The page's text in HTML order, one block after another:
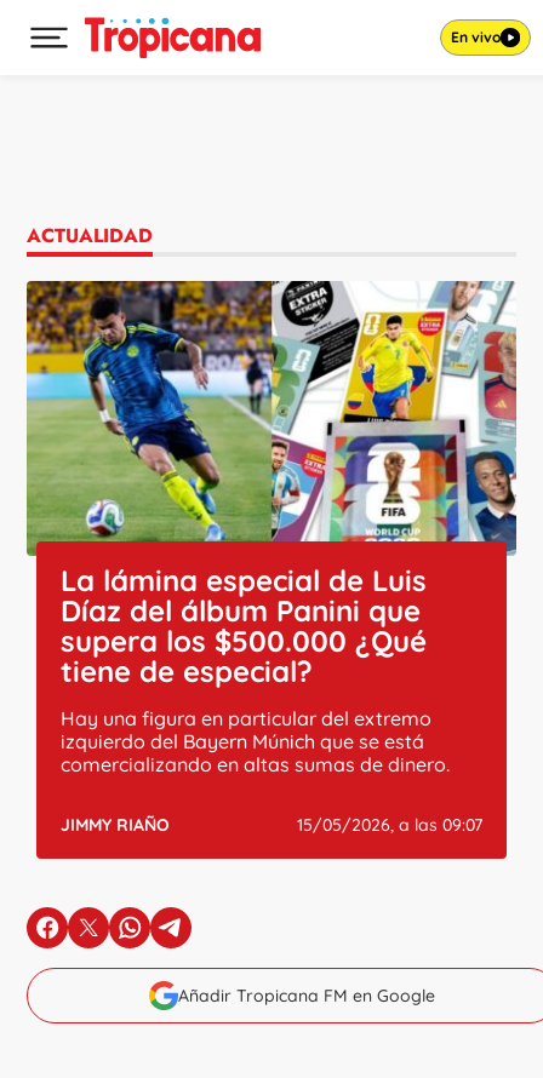
Desplegar menú principal En vivo
ACTUALIDAD
La lámina especial de Luis
Díaz del álbum Panini que
supera los $500.000 ¿Qué
tiene de especial?
Hay una figura en particular del extremo
izquierdo del Bayern Múnich que se está
comercializando en altas sumas de dinero.
JIMMY RIAÑO 15/05/2026, a las 09:07
en Facebook
en Xen Whatsapp
en Telegram
Añadir Tropicana FM en Google